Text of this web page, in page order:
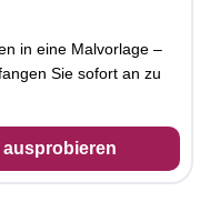
in eine Malvorlage –
Sie sofort an zu
ausprobieren